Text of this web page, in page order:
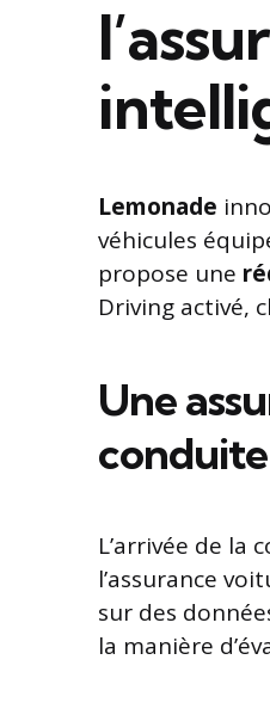
Lemonade
véhicules
propose une
Driving activé,
Une
L’arrivée de
l’assurance
sur des
la manière